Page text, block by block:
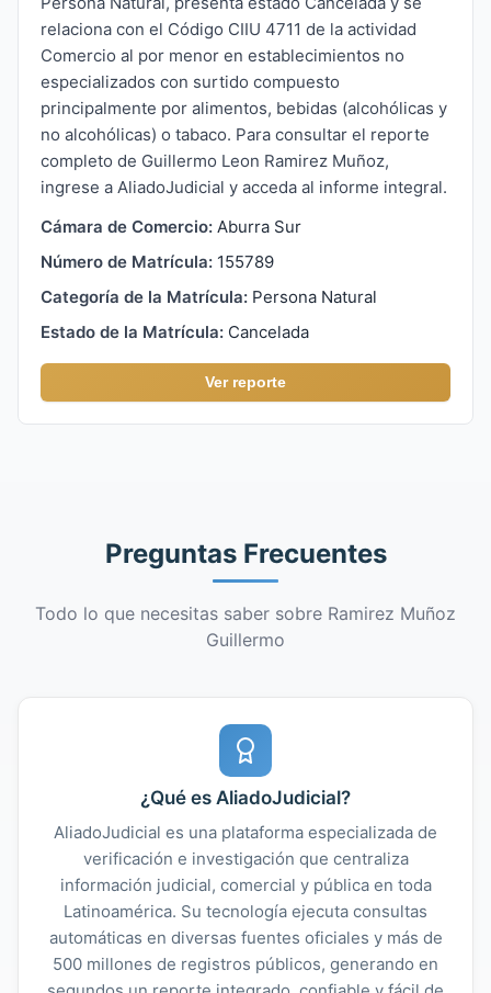
relaciona con el Código CIIU 4711 de la actividad
Comercio al por menor en establecimientos no
especializados con surtido compuesto
principalmente por alimentos, bebidas (alcohólicas y
no alcohólicas) o tabaco. Para consultar el reporte
completo de Guillermo Leon Ramirez Muñoz,
ingrese a AliadoJudicial y acceda al informe integral.
Cámara de Comercio: Aburra Sur
Número de Matrícula: 155789
Categoría de la Matrícula: Persona Natural
Estado de la Matrícula: Cancelada
Ver reporte
Preguntas Frecuentes
Todo lo que necesitas saber sobre Ramirez Muñoz
Guillermo
¿Qué es AliadoJudicial?
AliadoJudicial es una plataforma especializada de
verificación e investigación que centraliza
información judicial, comercial y pública en toda
Latinoamérica. Su tecnología ejecuta consultas
automáticas en diversas fuentes oficiales y más de
500 millones de registros públicos, generando en